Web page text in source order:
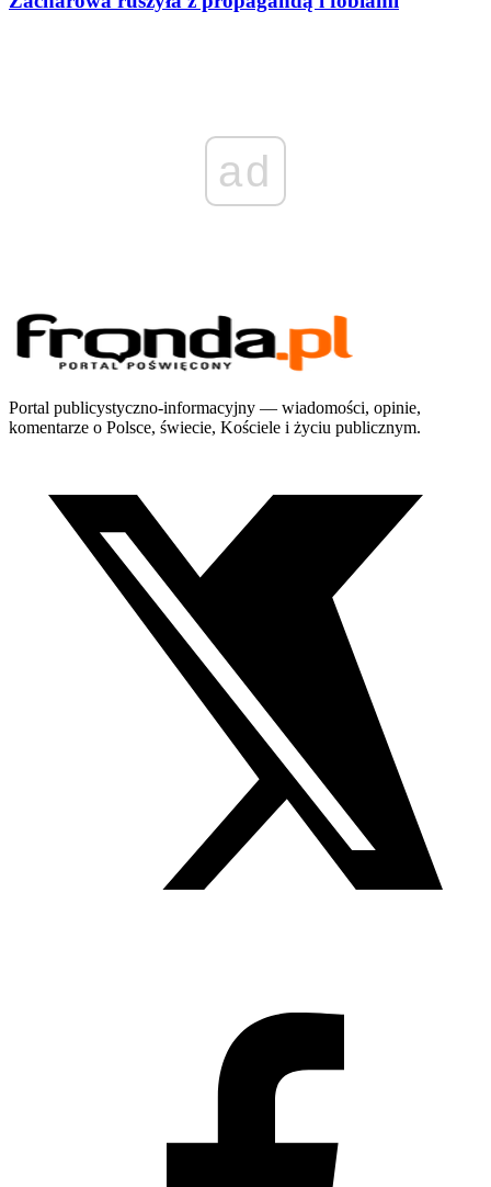
ad
Portal publicystyczno-informacyjny — wiadomości, opinie,
komentarze o Polsce, świecie, Kościele i życiu publicznym.